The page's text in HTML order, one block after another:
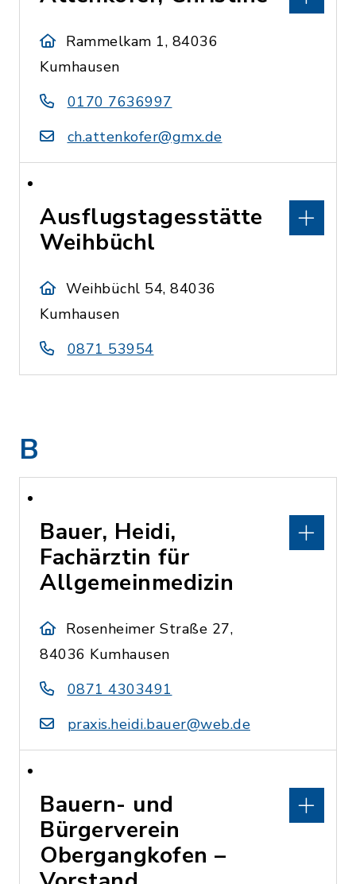
Rammelkam 1, 84036
Kumhausen
0170 7636997
ch.attenkofer@gmx.de
Ausflugstagesstätte
Weihbüchl
Weihbüchl 54, 84036
Kumhausen
0871 53954
B
Bauer, Heidi,
Fachärztin für
Allgemeinmedizin
Rosenheimer Straße 27,
84036 Kumhausen
0871 4303491
praxis.heidi.bauer@web.de
Bauern- und
Bürgerverein
Obergangkofen –